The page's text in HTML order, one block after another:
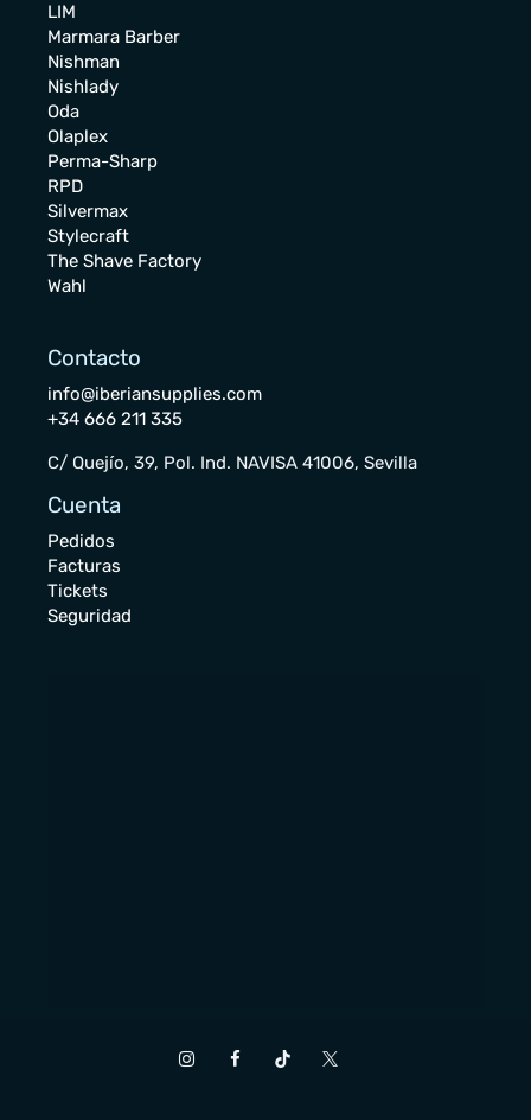
LIM
Marmara Barber
Nishman
Nishlady
Oda
Olaplex
Perma-Sharp
RPD
Silvermax
Stylecraft
The Shave Factory
Wahl
Contacto
info@iberiansupplies.com
+34 666 211 335
C/ Quejío, 39, Pol. Ind. NAVISA 41006, Sevilla
Cuenta
Pedidos
Facturas
Tickets
Seguridad